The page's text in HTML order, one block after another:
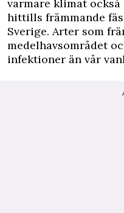
varmare klimat
hittills främmande
Sverige. Arter som
medelhavsområdet
infektioner än vår